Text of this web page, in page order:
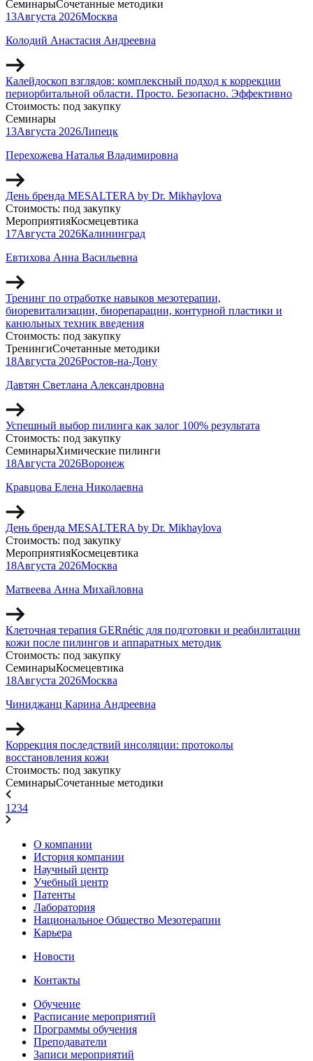
СеминарыСочетанные методики
13Августа 2026Москва
Колодий Анастасия Андреевна
Калейдоскоп взглядов: комплексный подход к коррекции
периорбитальной области. Просто. Безопасно. Эффективно
Стоимость: под закупку
Семинары
13Августа 2026Липецк
Перехожева Наталья Владимировна
День бренда MESALTERA by Dr. Mikhaylova
Стоимость: под закупку
МероприятияКосмецевтика
17Августа 2026Калининград
Евтихова Анна Васильевна
Тренинг по отработке навыков мезотерапии,
биоревитализации, биорепарации, контурной пластики и
канюльных техник введения
Стоимость: под закупку
ТренингиСочетанные методики
18Августа 2026Ростов-на-Дону
Давтян Светлана Александровна
Успешный выбор пилинга как залог 100% результата
Стоимость: под закупку
СеминарыХимические пилинги
18Августа 2026Воронеж
Кравцова Елена Николаевна
День бренда MESALTERA by Dr. Mikhaylova
Стоимость: под закупку
МероприятияКосмецевтика
18Августа 2026Москва
Матвеева Анна Михайловна
Клеточная терапия GERnétic для подготовки и реабилитации
кожи после пилингов и аппаратных методик
Стоимость: под закупку
СеминарыКосмецевтика
18Августа 2026Москва
Чиниджанц Карина Андреевна
Коррекция последствий инсоляции: протоколы
восстановления кожи
Стоимость: под закупку
СеминарыСочетанные методики
1 234
О компании
История компании
Научный центр
Учебный центр
Патенты
Лаборатория
Национальное Общество Мезотерапии
Карьера
Новости
Контакты
Обучение
Расписание мероприятий
Программы обучения
Преподаватели
Записи мероприятий